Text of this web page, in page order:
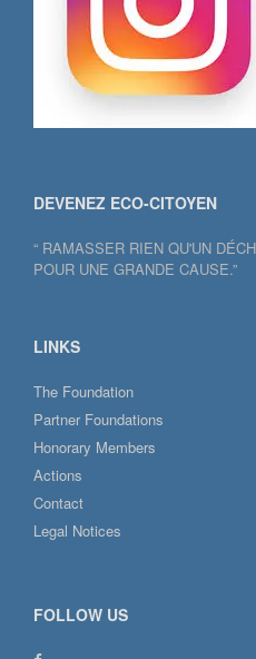
DEVENEZ ECO-CITOYEN
“ RAMASSER RIEN QU'UN
POUR UNE GRANDE CAUSE.”
LINKS
The Foundation
Partner Foundations
Honorary Members
Actions
Contact
Legal Notices
FOLLOW US